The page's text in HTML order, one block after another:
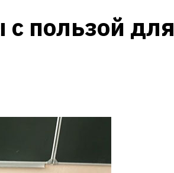
пользой для